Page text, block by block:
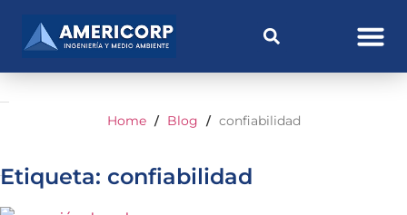
Home / Blog / confiabilidad
Etiqueta: confiabilidad